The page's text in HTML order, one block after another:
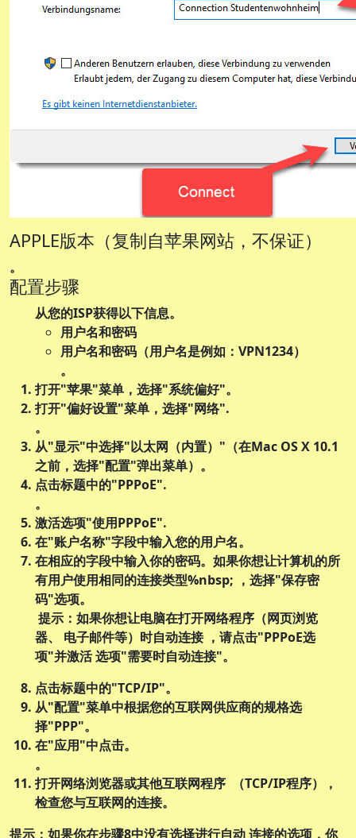
APPLE版本（复制自苹果网站，不保证）
。
配置步骤
从您的ISP获得以下信息。
用户名和密码
用户名和密码（用户名是例如：VPN1234）
。
打开"苹果"菜单，选择"系统偏好"。
打开"偏好设置"菜单，选择"网络".
。
从"显示"中选择"以太网（内置）" （在Mac OS X 10.1
之前，选择"配置"弹出菜单）。
点击标题中的"PPPoE".
。
激活选项"使用PPPoE".
在"账户名称"字段中输入您的用户名。
在相应的字段中输入你的密码。如果你想让计算机的所
有用户使用相同的连接类型%nbsp; ，选择"保存密
码"选项。
提示： 如果你想让电脑在打开网络程序（网页浏览
器、 电子邮件等）时自动连接 ，请点击"PPPoE选
项"并激活 选项"需要时自动连接"。
点击标题中的"TCP/IP"。
从"配置"菜单中根据您的互联网供应商的规格选
择"PPP"。
在"应用"中点击。
。
打开网络浏览器或其他互联网程序 （TCP/IP程序），
检查您与互联网的连接。
提示： 如果你在步骤8中没有选择进行自动 连接的选项，你